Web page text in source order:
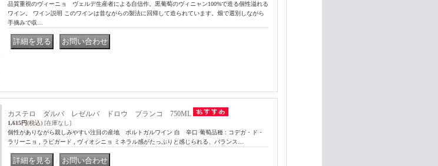
品質重視のヴィーニョ ヴェルデ生産者による自信作。黒葡萄のヴィニャン100%で造る個性溢れる
ワイン。 ワイン説明 このワインは昔ながらの製法に回帰して造られています。畑で選別しながら
手摘みで収…
カステロ ダルバ レゼルバ ドロウ ブランコ 750ML
1,615円(税込) [在庫なし]
個性がありながら親しみやすい注目の産地 ポルトガルワイン 白 辛口 葡萄品種 : コデガ・ド・
ラリーニョ , ラビガード , ヴィオシニョ ミネラル感がたっぷりと感じられる、バランス…